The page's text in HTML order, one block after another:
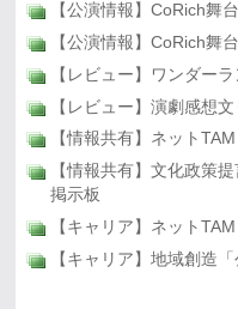
【公演情報】CoRich舞
【公演情報】CoRich舞
【レビュー】ワンダーラ
【レビュー】演劇感想
【情報共有】ネット
【情報共有】文化政策
掲示板
【キャリア】ネット
【キャリア】地域創造